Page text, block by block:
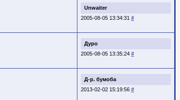
Unwaiter
2005-08-05 13:34:31 #
Дуро
2005-08-05 13:35:24 #
Д-р. бумоба
2013-02-02 15:19:56 #